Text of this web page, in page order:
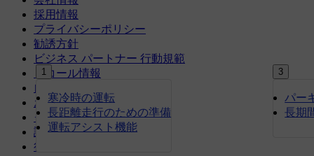
1
寒冷時の運転
長距離走行のための準備
運転アシスト機能
3
パー
長期